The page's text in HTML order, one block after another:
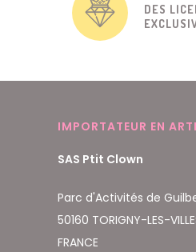
DES
IMPORTATEUR EN
SAS Ptit Clown
Parc d'Activités de
50160 TORIGNY-LES-
FRANCE